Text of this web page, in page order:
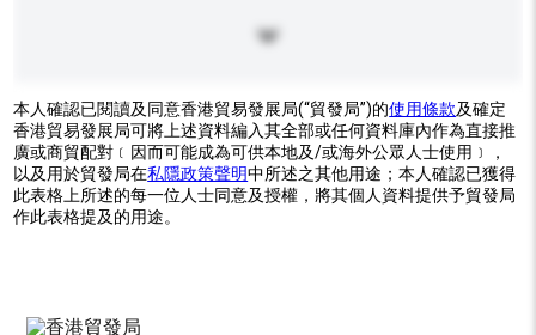
本人確認已閱讀及同意香港貿易發展局(“貿發局”)的使用條款及確定
香港貿易發展局可將上述資料編入其全部或任何資料庫內作為直接推
廣或商貿配對﹝因而可能成為可供本地及/或海外公眾人士使用﹞，
以及用於貿發局在私隱政策聲明中所述之其他用途；本人確認已獲得
此表格上所述的每一位人士同意及授權，將其個人資料提供予貿發局
作此表格提及的用途。